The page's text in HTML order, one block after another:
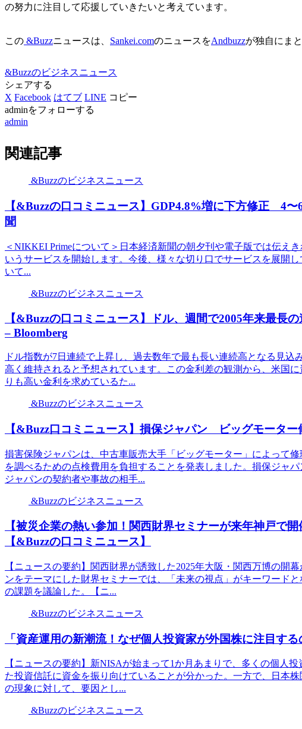
の努力に注目して応援していきたいと考えています。
この &Buzzニュースは、 Sankei.comのニュースをAndbuzzが独自にま
&Buzzのビジネスニュース
シェアする
X Facebook はてブ LINE コピー
adminをフォローする
admin
関連記事
&Buzzのビジネスニュース
【&Buzzの口コミニュース】GDP4.8%増に下方修正 4
聞
＜NIKKEI Primeについて＞日本経済新聞の朝夕刊や電子版では伝え
いうサービスを開始します。今後、様々な切り口でサービスを展開
いて...
&Buzzのビジネスニュース
【&Buzzの口コミニュース】ドル、週間で2005年来最長
– Bloomberg
ドル指数が7日連続で上昇し、過去数年で最も長い連続高となる見
高く維持されると予想されています。この金利差の観測から、米国
りも高い金利を求めているた...
&Buzzのビジネスニュース
【&Buzz口コミニュース】損保ジャパン ビッグモーター
損害保険ジャパンは、中古車販売大手「ビッグモーター」によって
を調べるための点検費用を負担することを発表しました。損保ジャ
ジャパンの契約者や事故の相手...
&Buzzのビジネスニュース
【被災企業の熱い参加！関西財界セミナーが来年神戸で
【&Buzzの口コミニュース】
【ニュースの要約】関西財界が誘致した2025年大阪・関西万博の開
ンをテーマにした財界セミナーでは、「未来の視点」がキーワード
の課題を議論した。【ニ...
&Buzzのビジネスニュース
「資産運用の新潮流！なぜ個人投資家が外国株に注目す
【ニュースの要約】新NISAが始まって1か月あまりで、多くの個人
た投資信託に資金を振り向けていることが分かった。一方で、日本
の現象に対して、要因とし...
&Buzzのビジネスニュース